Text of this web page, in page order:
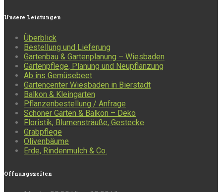
Unsere Leistungen
Überblick
Bestellung und Lieferung
Gartenbau & Gartenplanung – Wiesbaden
Gartenpflege, Planung und Neupflanzung
Ab ins Gemüsebeet
Gartencenter Wiesbaden in Bierstadt
Balkon & Kleingarten
Pflanzenbestellung / Anfrage
Schöner Garten & Balkon – Deko
Floristik, Blumensträuße, Gestecke
Grabpflege
Olivenbäume
Erde, Rindenmulch & Co.
Öffnungszeiten